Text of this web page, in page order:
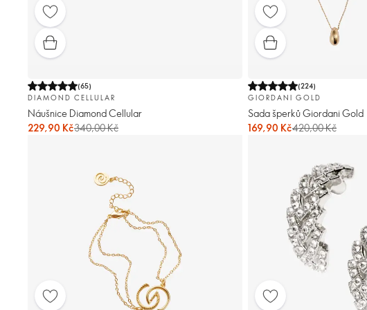
(65)
DIAMOND CELLULAR
Náušnice Diamond Cellular
229,90 Kč340,00 Kč
(224)
GIORDANI GOLD
Sada šperků Giordani Gold
169,90 Kč420,00 Kč